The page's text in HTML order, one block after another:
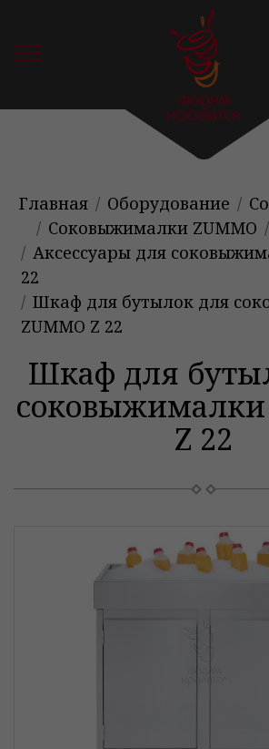
Главная Оборудование
Соковыжималки ZUMMO
Аксессуары для
22
Шкаф для бутылок для
ZUMMO Z 22
Шкаф для
соковыжималки
Z 22